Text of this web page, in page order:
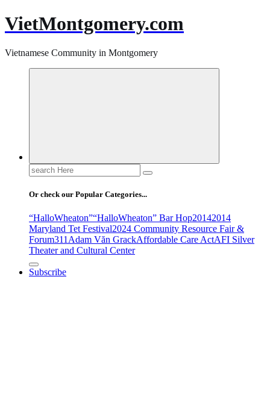
VietMontgomery.com
Vietnamese Community in Montgomery
Search
for:
Or check our Popular Categories...
“HalloWheaton”“HalloWheaton” Bar Hop20142014
Maryland Tet Festival2024 Community Resource Fair &
Forum311Adam Văn GrackAffordable Care ActAFI Silver
Theater and Cultural Center
Subscribe